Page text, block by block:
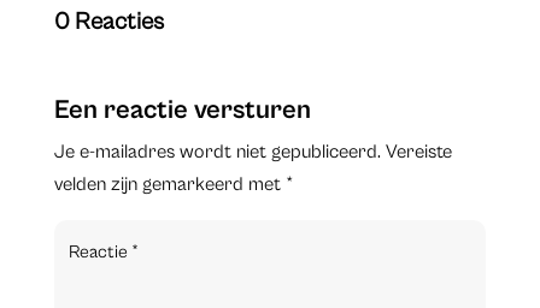
0 Reacties
Een reactie versturen
Je e-mailadres wordt niet gepubliceerd. Vereiste
velden zijn gemarkeerd met *